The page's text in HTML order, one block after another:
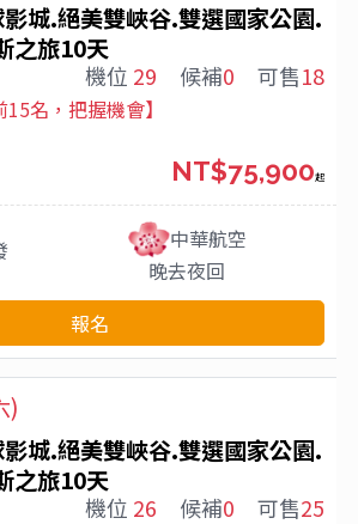
城.絕美雙峽谷.雙選國家公園.
之旅10天
機位 29 候補0 可售18
15名，把握機會】
中華航空
晚去夜回
NT$75,900起
報名
)
城.絕美雙峽谷.雙選國家公園.
之旅10天
機位 26 候補0 可售25